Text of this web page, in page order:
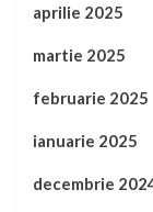
aprilie 2025
martie 2025
februarie 2025
ianuarie 2025
decembrie